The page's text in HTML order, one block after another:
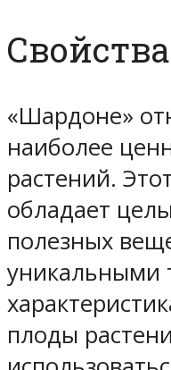
Свойства
«Шардоне»
наиболее
растений.
обладает
полезных
уникальными
плоды